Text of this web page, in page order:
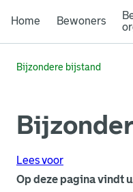
Home Bewoners
Bijzondere bijstand
Lees voor
Op deze pagina vindt